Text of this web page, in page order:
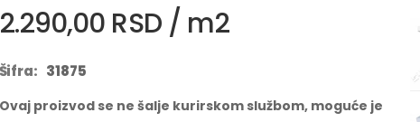
2.290,00 RSD / m2
Šifra: 31875
Ovaj proizvod se ne šalje kurirskom službom, moguće je